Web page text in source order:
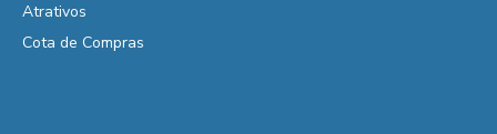
Atrativos
Cota de Compras